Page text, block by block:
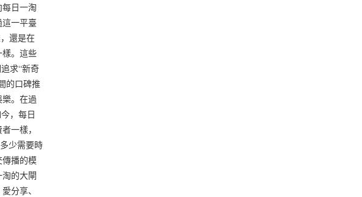
日一淘
一平臺
還是在
。這些
求“新奇
的口碑推
。在過
，每日
一樣，
少需要時
播的模
的大閘
分享、